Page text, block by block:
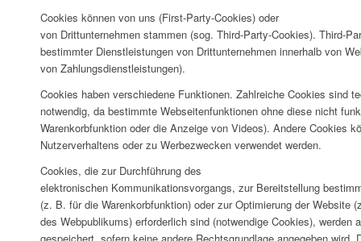
Cookies können von uns (First-Party-Cookies) oder
von Drittunternehmen stammen (sog. Third-Party-Cookies). Third-
bestimmter Dienstleistungen von Drittunternehmen innerhalb von
von Zahlungsdienstleistungen).
Cookies haben verschiedene Funktionen. Zahlreiche Cookies sind
notwendig, da bestimmte Webseitenfunktionen ohne diese nicht
Warenkorbfunktion oder die Anzeige von Videos). Andere Cookies
Nutzerverhaltens oder zu Werbezwecken verwendet werden.
Cookies, die zur Durchführung des
elektronischen Kommunikationsvorgangs, zur Bereitstellung
(z. B. für die Warenkorbfunktion) oder zur Optimierung der Website
des Webpublikums) erforderlich sind (notwendige Cookies),